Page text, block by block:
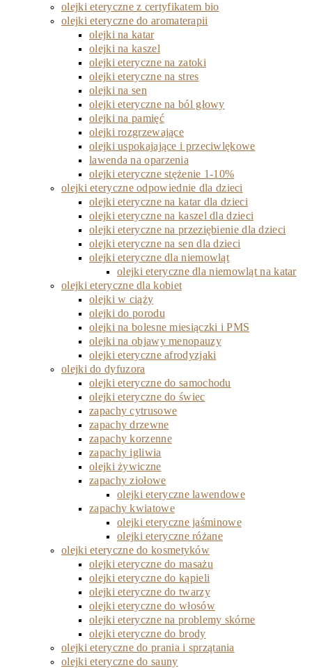
olejki eteryczne z certyfikatem bio
olejki eteryczne do aromaterapii
olejki na katar
olejki na kaszel
olejki eteryczne na zatoki
olejki eteryczne na stres
olejki na sen
olejki eteryczne na ból głowy
olejki na pamięć
olejki rozgrzewające
olejki uspokajające i przeciwlękowe
lawenda na oparzenia
olejki eteryczne stężenie 1-10%
olejki eteryczne odpowiednie dla dzieci
olejki eteryczne na katar dla dzieci
olejki eteryczne na kaszel dla dzieci
olejki eteryczne na przeziębienie dla dzieci
olejki eteryczne na sen dla dzieci
olejki eteryczne dla niemowląt
olejki eteryczne dla niemowląt na katar
olejki eteryczne dla kobiet
olejki w ciąży
olejki do porodu
olejki na bolesne miesiączki i PMS
olejki na objawy menopauzy
olejki eteryczne afrodyzjaki
olejki do dyfuzora
olejki eteryczne do samochodu
olejki eteryczne do świec
zapachy cytrusowe
zapachy drzewne
zapachy korzenne
zapachy igliwia
olejki żywiczne
zapachy ziołowe
olejki eteryczne lawendowe
zapachy kwiatowe
olejki eteryczne jaśminowe
olejki eteryczne różane
olejki eteryczne do kosmetyków
olejki eteryczne do masażu
olejki eteryczne do kąpieli
olejki eteryczne do twarzy
olejki eteryczne do włosów
olejki eteryczne na problemy skórne
olejki eteryczne do brody
olejki eteryczne do prania i sprzątania
olejki eteryczne do sauny